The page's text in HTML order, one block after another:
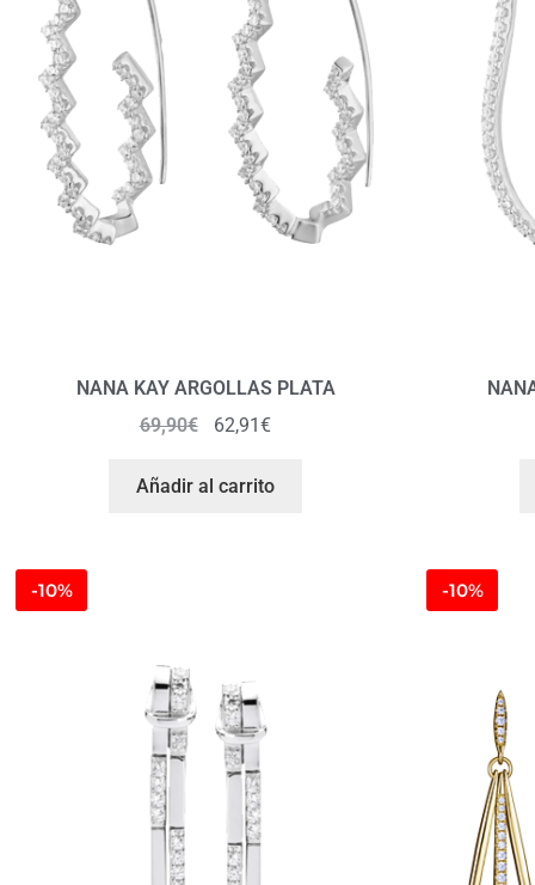
NANA KAY ARGOLLAS PLATA
69,90€ 62,91€
Añadir al carrito
-10% -10%